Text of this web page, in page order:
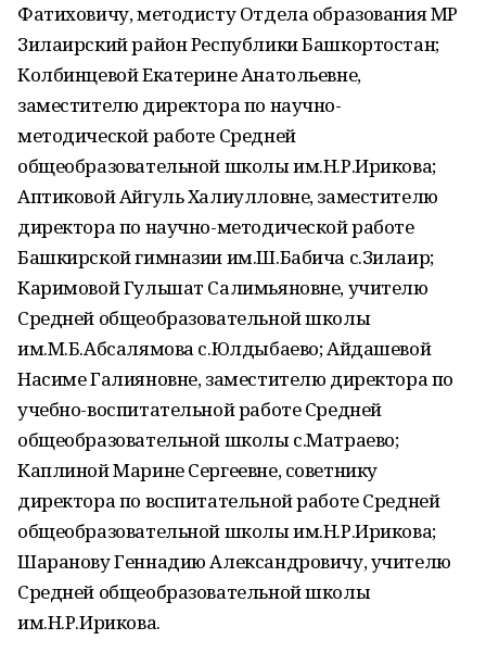
Фатиховичу, методисту Отдела образования МР
Зилаирский район Республики Башкортостан;
Колбинцевой Екатерине Анатольевне,
заместителю директора по научно-
методической работе Средней
общеобразовательной школы им.Н.Р.Ирикова;
Аптиковой Айгуль Халиулловне, заместителю
директора по научно-методической работе
Башкирской гимназии им.Ш.Бабича с.Зилаир;
Каримовой Гульшат Салимьяновне, учителю
Средней общеобразовательной школы
им.М.Б.Абсалямова с.Юлдыбаево; Айдашевой
Насиме Галияновне, заместителю директора по
учебно-воспитательной работе Средней
общеобразовательной школы с.Матраево;
Каплиной Марине Сергеевне, советнику
директора по воспитательной работе Средней
общеобразовательной школы им.Н.Р.Ирикова;
Шаранову Геннадию Александровичу, учителю
Средней общеобразовательной школы
им.Н.Р.Ирикова.